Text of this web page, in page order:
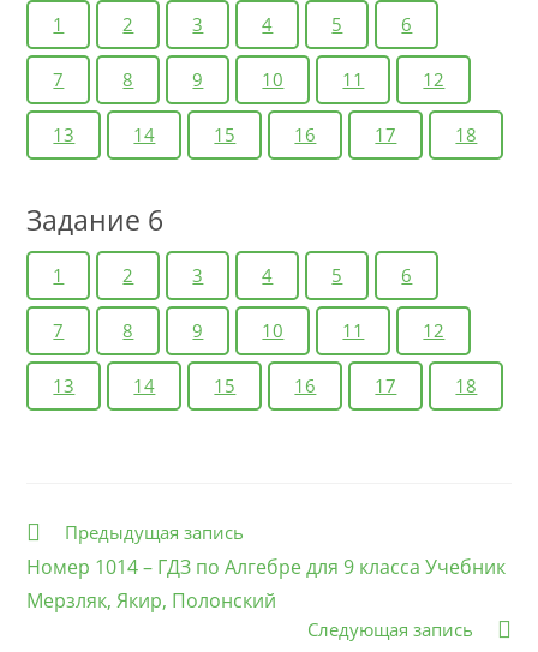
1 2 3 4 5 6
7 8 9 10 11 12
13 14 15 16 17 18
Задание 6
1 2 3 4 5 6
7 8 9 10 11 12
13 14 15 16 17 18
Еще
Предыдущая запись
Номер 1014 – ГДЗ по Алгебре для 9 класса Учебник
Мерзляк, Якир, Полонский
Следующая запись